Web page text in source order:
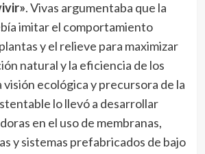
. Vivas argumentaba que la
imitar el comportamiento
y el relieve para maximizar
natural y la eficiencia de los
visión ecológica y precursora de la
lo llevó a desarrollar
en el uso de membranas,
y sistemas prefabricados de bajo